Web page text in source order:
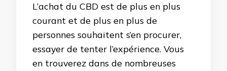
L’achat du CBD est de plus en plus
courant et de plus en plus de
personnes souhaitent s’en procurer,
essayer de tenter l’expérience. Vous
en trouverez dans de nombreuses